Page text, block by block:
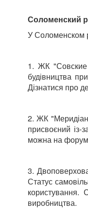
Соломенский
У Соломенском
1. ЖК "Совские
будівництва
Дізнатися про
2. ЖК
присвоєний із-
можна на
3.
Статус
користування.
виробництва.